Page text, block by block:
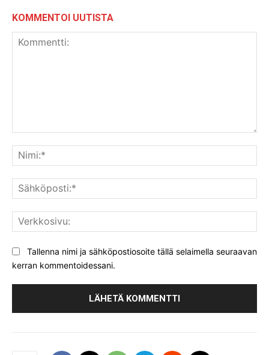
KOMMENTOI UUTISTA
Tallenna nimi ja sähköpostiosoite tällä selaimella seuraavan
kerran kommentoidessani.